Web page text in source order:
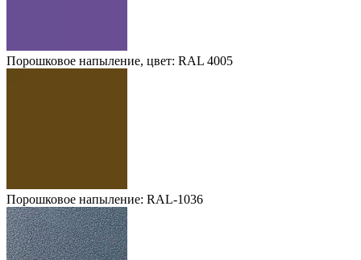
Порошковое напыление, цвет: RAL 4005
Порошковое напыление: RAL-1036